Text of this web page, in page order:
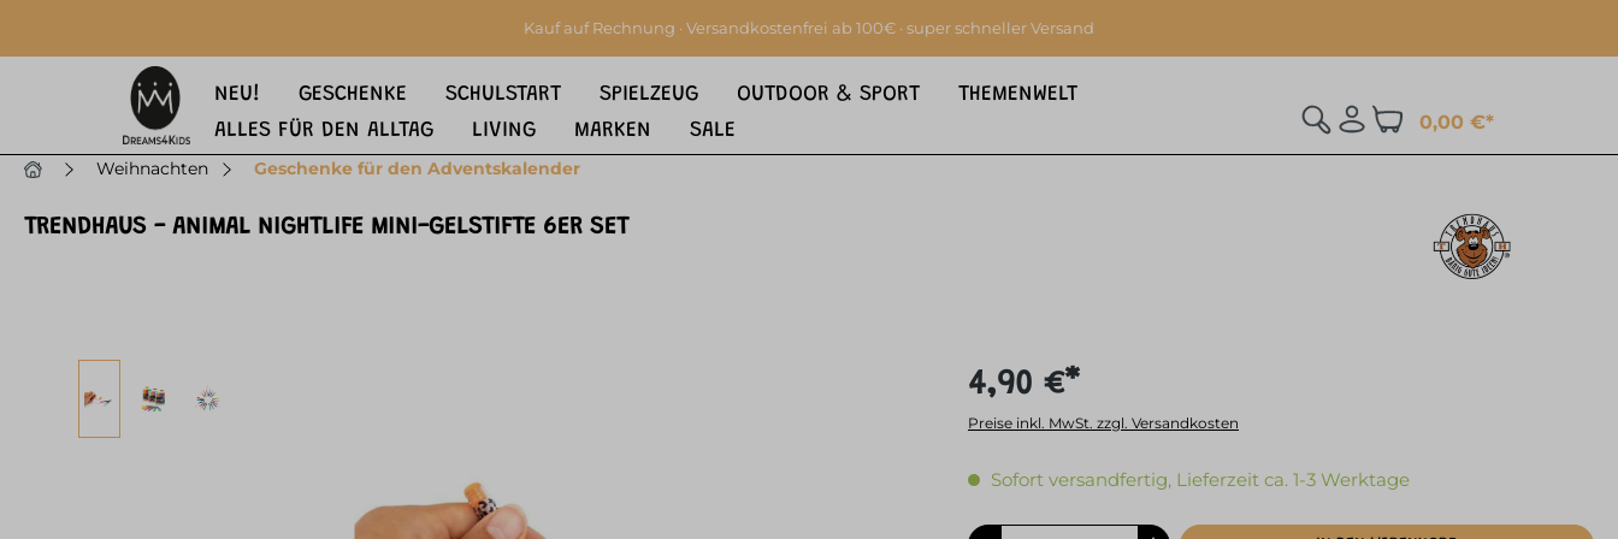
Kauf auf Rechnung · Versandkostenfrei ab 100€ · super schneller Versand
NEU! GESCHENKE SCHULSTART SPIELZEUG OUTDOOR & SPORT
THEMENWELT
ALLES FÜR DEN ALLTAG
LIVING MARKEN SALE 0,00 €*
Weihnachten Geschenke für den Adventskalender
TRENDHAUS - ANIMAL NIGHTLIFE MINI-GELSTIFTE 6ER SET
4,90 €*
Preise inkl. MwSt. zzgl. Versandkosten
Sofort versandfertig, Lieferzeit ca. 1-3 Werktage